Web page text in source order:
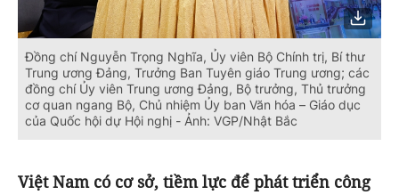
Đồng chí Nguyễn Trọng Nghĩa, Ủy viên Bộ Chính trị, Bí thư
Trung ương Đảng, Trưởng Ban Tuyên giáo Trung ương; các
đồng chí Ủy viên Trung ương Đảng, Bộ trưởng, Thủ trưởng
cơ quan ngang Bộ, Chủ nhiệm Ủy ban Văn hóa – Giáo dục
của Quốc hội dự Hội nghị - Ảnh: VGP/Nhật Bắc
Việt Nam có cơ sở, tiềm lực để phát triển công